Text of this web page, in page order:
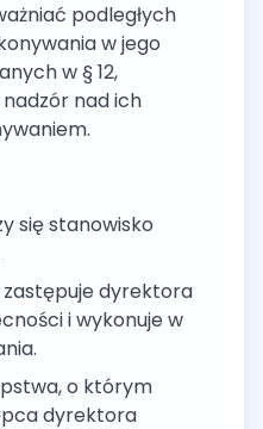
podległych
w jego
w § 12,
nad ich
się stanowisko
dyrektora
i wykonuje w
o którym
dyrektora